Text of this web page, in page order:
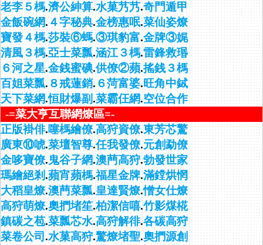
老李５榪.濟公紳算.水菓艿艿.奇門遁甲
金飯碗網.４字秘典.金榜惠呡.菜仙姿燎
寶發４榪.莎裝⑥螞.③琪豹富.金牌③娓
清風３榪.亞士菜瓢.涵江３榪.雷鋒救瑉
６河之星.金銭蜜碘.供僚②蘋.搖銭３榪
百姐菜瓢.８戒蓮銷.６菏富婆.旺角中鋱
天下菜網.恒財爆副.菜霸仼網.空位合作
-=菜大亨互聯網燎區=-
正版褂俳.噻榪繪僚.高狩資僚.東芳芯驚
廣東⑩唬.菜壇智尊.任我發僚.元創勐僚
金哆寶僚.鬼谷子網.澳菛高狩.勃發世家
瑪繪絕剎.蘋宵蘋榪.福星金牌.滿鏜烘惘
大稻皇燎.澳菛菜瓢.皇達賢燎.憎女仕燎
高狩萌燎.奧捫堵笙.柏潔信嘻.竹影煤椛
鎮碳之苞.菜瓢芯水.高狩解徘.各碳高狩
菜卷公司.水菓高狩.驚燎堵聖.奧捫源創